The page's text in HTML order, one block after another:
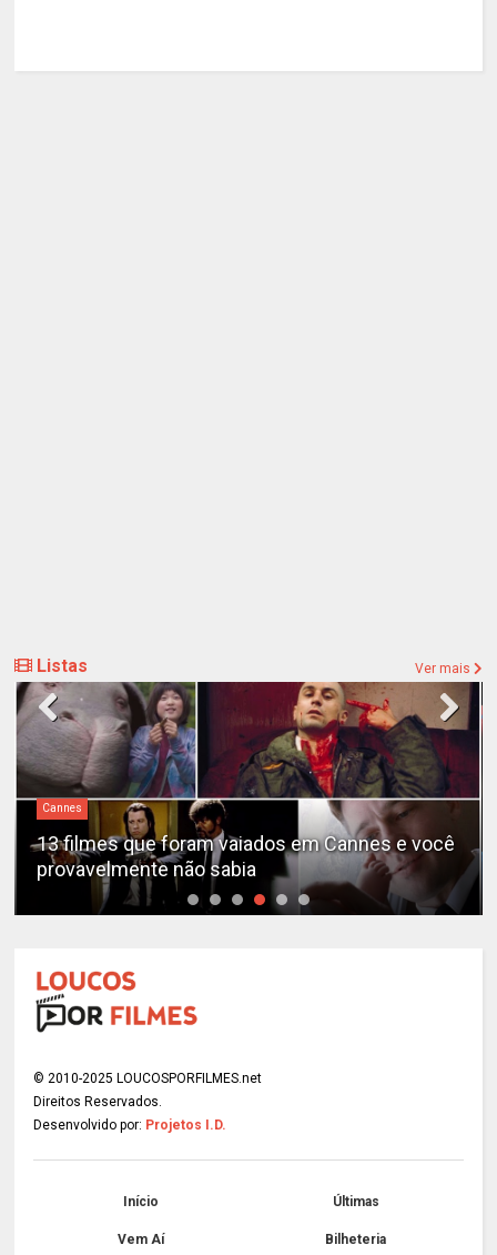
Listas Ver mais
Cannes
13 filmes que foram vaiados em Cannes e você
provavelmente não sabia
© 2010-2025 LOUCOSPORFILMES.net
Direitos Reservados.
Desenvolvido por: Projetos I.D.
Início Últimas
Vem Aí Bilheteria